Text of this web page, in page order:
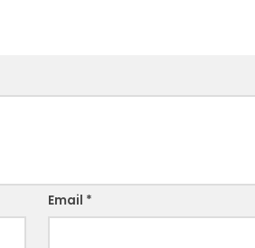
Email *